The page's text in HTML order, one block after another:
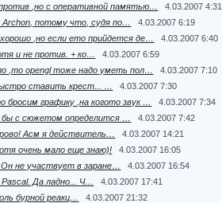
,но с оперативной памятью…
4.03.2007 4:31
потому что, судя по…
4.03.2007 6:19
,но если ето прийдется де…
4.03.2007 6:40
и не против. + ко…
4.03.2007 6:59
,то opengl тоже надо уметь пол…
4.03.2007 7:10
ставить крест... …
4.03.2007 7:30
бросим графику ,на когото звук …
4.03.2007 7:34
с сюжетом определится …
4.03.2007 7:42
Асм я действитель…
4.03.2007 14:21
очень мало еще знаю)!
4.03.2007 16:05
не участвует в заране…
4.03.2007 16:54
Да ладно... Ч…
4.03.2007 17:41
бурной реакц…
4.03.2007 21:32